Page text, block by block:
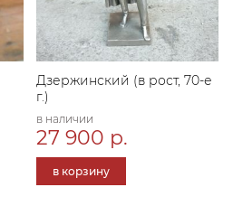
Дзержинский (в рост, 70-е
г.)
в наличии
27 900 р.
в корзину